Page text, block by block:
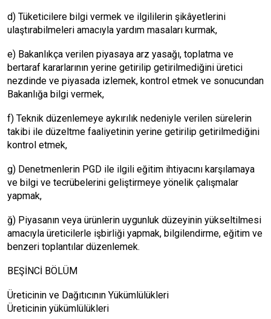
d) Tüketicilere bilgi vermek ve ilgililerin şikâyetlerini
ulaştırabilmeleri amacıyla yardım masaları kurmak,
e) Bakanlıkça verilen piyasaya arz yasağı, toplatma ve
bertaraf kararlarının yerine getirilip getirilmediğini üretici
nezdinde ve piyasada izlemek, kontrol etmek ve sonucundan
Bakanlığa bilgi vermek,
f) Teknik düzenlemeye aykırılık nedeniyle verilen sürelerin
takibi ile düzeltme faaliyetinin yerine getirilip getirilmediğini
kontrol etmek,
g) Denetmenlerin PGD ile ilgili eğitim ihtiyacını karşılamaya
ve bilgi ve tecrübelerini geliştirmeye yönelik çalışmalar
yapmak,
ğ) Piyasanın veya ürünlerin uygunluk düzeyinin yükseltilmesi
amacıyla üreticilerle işbirliği yapmak, bilgilendirme, eğitim ve
benzeri toplantılar düzenlemek.
BEŞİNCİ BÖLÜM
Üreticinin ve Dağıtıcının Yükümlülükleri
Üreticinin yükümlülükleri